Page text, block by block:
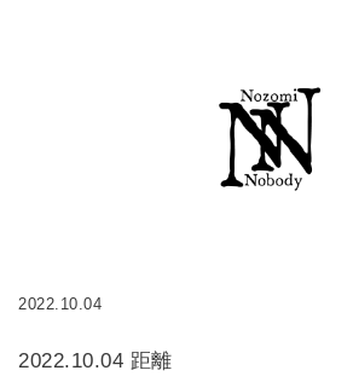
2022.10.04
2022.10.04 距離